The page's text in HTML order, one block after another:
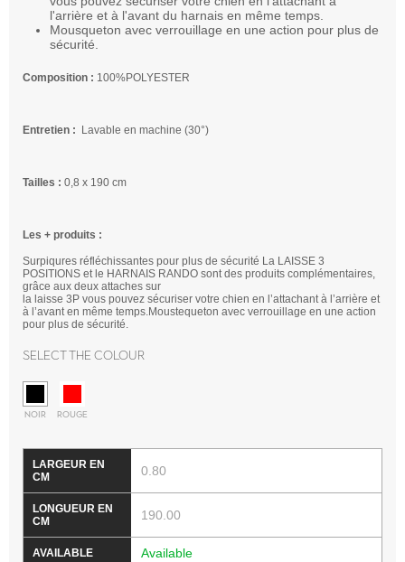
l'arrière et à l'avant du harnais en même temps.
Mousqueton avec verrouillage en une action pour plus de
sécurité.
Composition : 100%POLYESTER
Entretien : Lavable en machine (30°)
Tailles : 0,8 x 190 cm
Les + produits :
Surpiqures réfléchissantes pour plus de sécurité La LAISSE 3
POSITIONS et le HARNAIS RANDO sont des produits complémentaires,
grâce aux deux attaches sur
la laisse 3P vous pouvez sécuriser votre chien en l’attachant à l’arrière et
à l’avant en même temps.Moustequeton avec verrouillage en une action
pour plus de sécurité.
Select the colour
NOIR ROUGE
0.80
190.00
Available